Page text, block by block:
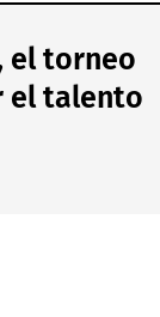
el torneo
el talento